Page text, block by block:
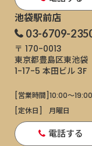
池袋駅前店
03-6709-
〒 170-0013
東京都豊島区東池袋
1-17-5 本田ビル 3F
[営業時間]10:00～19:00
[定休日]
月曜日
電話する